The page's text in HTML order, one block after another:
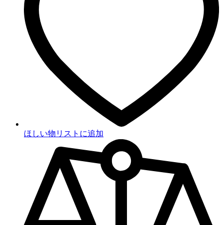
ほしい物リストに追加